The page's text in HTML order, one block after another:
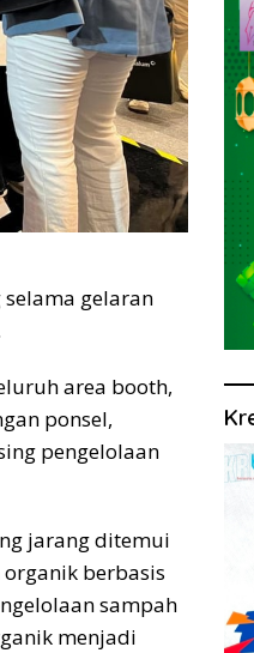
selama gelaran
area booth,
ponsel,
pengelolaan
jarang ditemui
berbasis
sampah
menjadi